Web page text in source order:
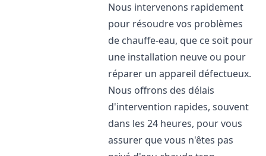
Nous intervenons rapidement
pour résoudre vos problèmes
de chauffe-eau, que ce soit pour
une installation neuve ou pour
réparer un appareil défectueux.
Nous offrons des délais
d'intervention rapides, souvent
dans les 24 heures, pour vous
assurer que vous n'êtes pas